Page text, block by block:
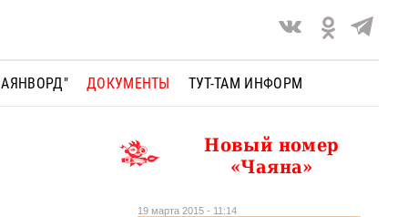
ДОКУМЕНТЫ ТУТ-ТАМ ИНФОРМ
Новый номер
«Чаяна»
19 марта 2015 - 11:14